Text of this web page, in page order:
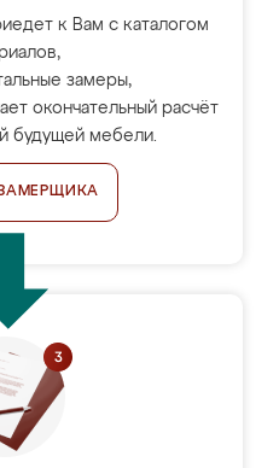
к Вам с каталогом
замеры,
окончательный расчёт
будущей мебели.